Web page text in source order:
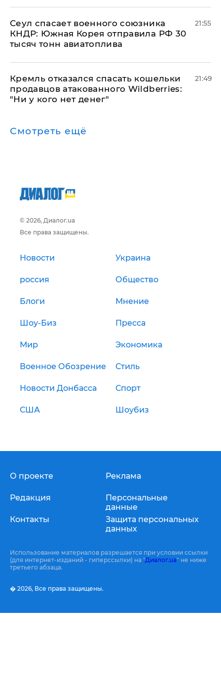
​Сеул спасает военного союзника
КНДР: Южная Корея отправила РФ 30
тысяч тонн авиатоплива
21:55
Кремль отказался спасать кошельки
продавцов атакованного Wildberries:
"Ни у кого нет денег"
21:49
Смотреть ещё
© 2026, Диалог.ua
Все права защищены.
Новости Украина
россия Общество
Блоги Мнение
Шоу-Биз Пресса
Мир Экономика
Военное Обозрение Стиль
Новости Донбасса Спорт
США Шоубиз
О проекте
Редакция
Контакты
Реклама
Персональные
данные
Защита персональных
данных
Использование материалов разрешается при условии ссылки
(для интернет-изданий - гиперссылки) на "Диалог.ua" не ниже
третьего абзаца.
� 2026, Все права защищены.